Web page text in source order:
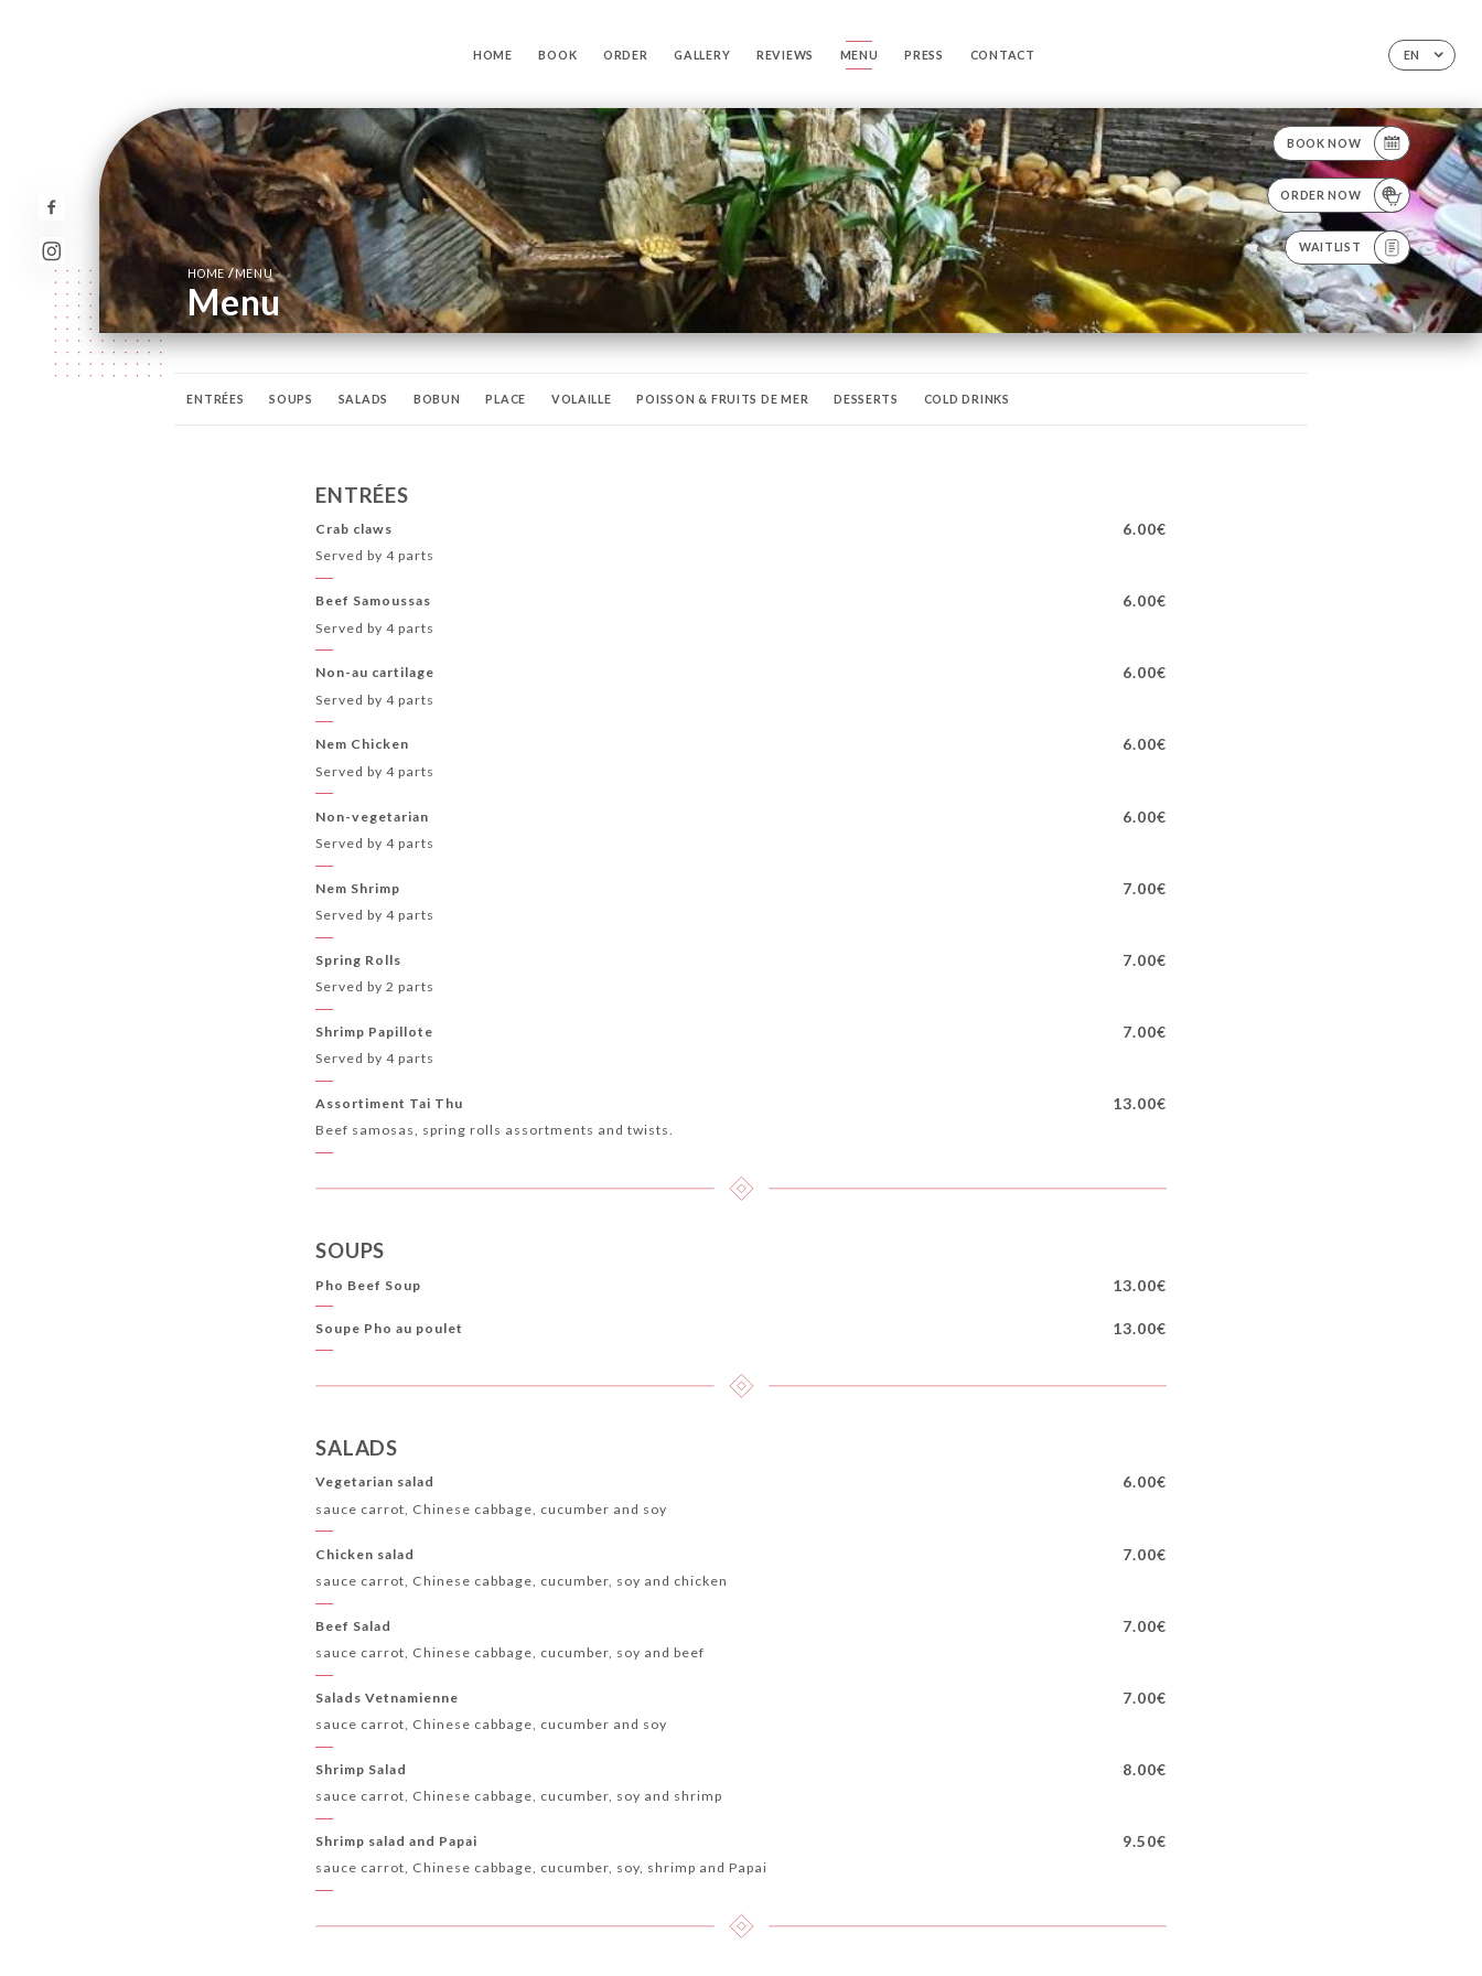
EN
HOME BOOK ORDER GALLERY REVIEWS MENU PRESS CONTACT
BOOK NOW
ORDER NOW
WAITLIST
HOME/ MENU
Menu
ENTRÉES SOUPS SALADS BOBUN PLACE VOLAILLE POISSON & FRUITS DE MER DESSERTS COLD DRINKS
ENTRÉES
Crab claws 6.00€
Served by 4 parts
Beef Samoussas 6.00€
Served by 4 parts
Non-au cartilage 6.00€
Served by 4 parts
Nem Chicken 6.00€
Served by 4 parts
Non-vegetarian 6.00€
Served by 4 parts
Nem Shrimp 7.00€
Served by 4 parts
Spring Rolls 7.00€
Served by 2 parts
Shrimp Papillote 7.00€
Served by 4 parts
Assortiment Tai Thu 13.00€
Beef samosas, spring rolls assortments and twists.
SOUPS
Pho Beef Soup 13.00€
Soupe Pho au poulet 13.00€
SALADS
Vegetarian salad 6.00€
sauce carrot, Chinese cabbage, cucumber and soy
Chicken salad 7.00€
sauce carrot, Chinese cabbage, cucumber, soy and chicken
Beef Salad 7.00€
sauce carrot, Chinese cabbage, cucumber, soy and beef
Salads Vetnamienne 7.00€
sauce carrot, Chinese cabbage, cucumber and soy
Shrimp Salad 8.00€
sauce carrot, Chinese cabbage, cucumber, soy and shrimp
Shrimp salad and Papai 9.50€
sauce carrot, Chinese cabbage, cucumber, soy, shrimp and Papai